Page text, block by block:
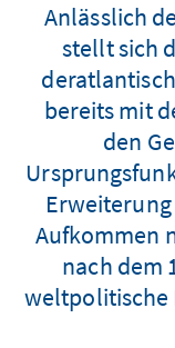
Anlässlich
stellt sich
bereits mit
den
Aufkommen
nach dem
weltpolitische